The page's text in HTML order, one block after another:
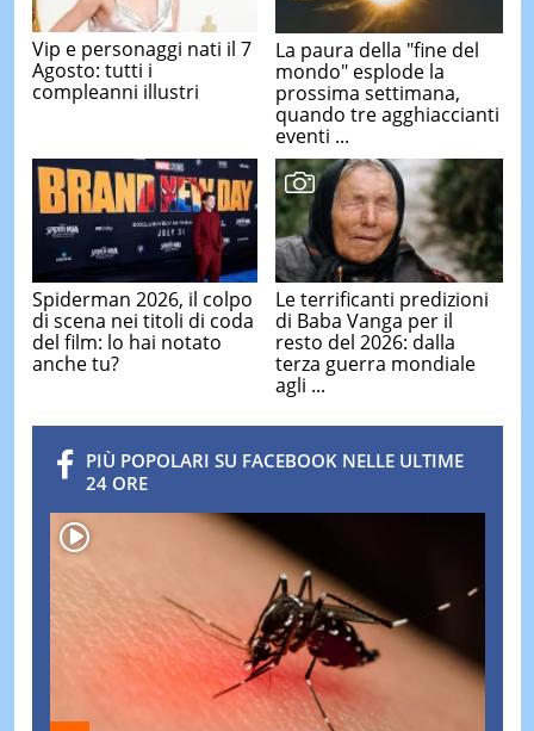
Vip e personaggi nati il 7
Agosto: tutti i
compleanni illustri
La paura della "fine del
mondo" esplode la
prossima settimana,
quando tre agghiaccianti
eventi ...
Spiderman 2026, il colpo
di scena nei titoli di coda
del film: lo hai notato
anche tu?
Le terrificanti predizioni
di Baba Vanga per il
resto del 2026: dalla
terza guerra mondiale
agli ...
PIÙ POPOLARI SU FACEBOOK NELLE ULTIME
24 ORE